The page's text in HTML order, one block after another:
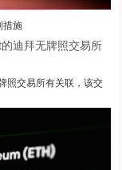
措施
照交易所有关联，该交